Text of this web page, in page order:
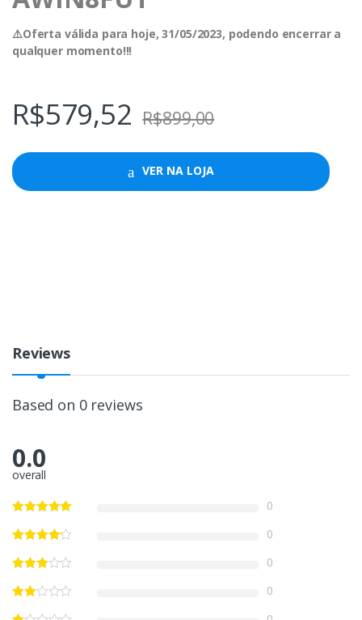
⚠️Oferta válida para hoje, 31/05/2023, podendo encerrar a
qualquer momento!!!
R$579,52 R$899,00
VER NA LOJA
Reviews
Based on 0 reviews
0.0
overall
0
0
0
0